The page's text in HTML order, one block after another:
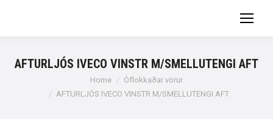
AFTURLJÓS IVECO VINSTR M/SMELLUTENGI AFT
Home
Óflokkaðar vörur
AFTURLJÓS IVECO VINSTR M/SMELLUTENGI AFT